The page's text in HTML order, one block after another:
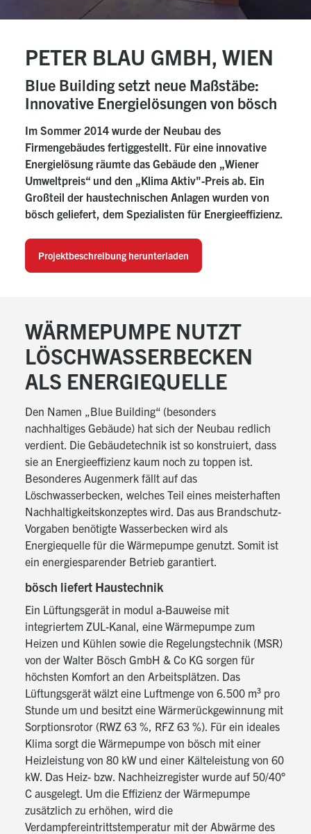
PETER BLAU GMBH, WIEN
Blue Building setzt neue Maßstäbe:
Innovative Energielösungen von bösch
Im Sommer 2014 wurde der Neubau des
Firmengebäudes fertiggestellt. Für eine innovative
Energielösung räumte das Gebäude den „Wiener
Umweltpreis“ und den „Klima Aktiv"-Preis ab. Ein
Großteil der haustechnischen Anlagen wurden von
bösch geliefert, dem Spezialisten für Energieeffizienz.
Projektbeschreibung herunterladen
WÄRMEPUMPE NUTZT
LÖSCHWASSERBECKEN
ALS ENERGIEQUELLE
Den Namen „Blue Building“ (besonders
nachhaltiges Gebäude) hat sich der Neubau redlich
verdient. Die Gebäudetechnik ist so konstruiert, dass
sie an Energieeffizienz kaum noch zu toppen ist.
Besonderes Augenmerk fällt auf das
Löschwasserbecken, welches Teil eines meisterhaften
Nachhaltigkeitskonzeptes wird. Das aus Brandschutz-
Vorgaben benötigte Wasserbecken wird als
Energiequelle für die Wärmepumpe genutzt. Somit ist
ein energiesparender Betrieb garantiert.
bösch liefert Haustechnik
Ein Lüftungsgerät in modul a-Bauweise mit
integriertem ZUL-Kanal, eine Wärmepumpe zum
Heizen und Kühlen sowie die Regelungstechnik (MSR)
von der Walter Bösch GmbH & Co KG sorgen für
höchsten Komfort an den Arbeitsplätzen. Das
Lüftungsgerät wälzt eine Luftmenge von 6.500 m³ pro
Stunde um und besitzt eine Wärmerückgewinnung mit
Sorptionsrotor (RWZ 63 %, RFZ 63 %). Für ein ideales
Klima sorgt die Wärmepumpe von bösch mit einer
Heizleistung von 80 kW und einer Kälteleistung von 60
kW. Das Heiz- bzw. Nachheizregister wurde auf 50/40°
C ausgelegt. Um die Effizienz der Wärmepumpe
zusätzlich zu erhöhen, wird die
Verdampfereintrittstemperatur mit der Abwärme des